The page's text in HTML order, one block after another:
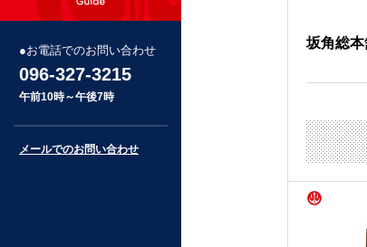
坂角総
お電話でのお問い合わせ
096-327-3215
午前10時～午後7時
メールでのお問い合わせ